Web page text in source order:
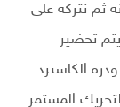
ثم نتركه على
تحضير
الكاسترد
المستمر